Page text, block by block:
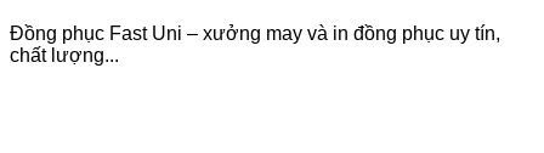
Đồng phục Fast Uni – xưởng may và in đồng phục uy tín,
chất lượng...